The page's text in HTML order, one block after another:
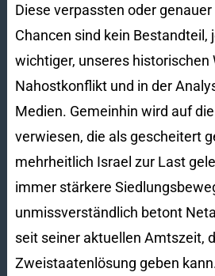
Diese verpassten oder genauer
Chancen sind kein Bestandteil,
wichtiger, unseres historischen
Nahostkonflikt und in der
Medien. Gemeinhin wird auf
verwiesen, die als gescheitert
mehrheitlich Israel zur Last
immer stärkere
unmissverständlich betont
seit seiner aktuellen Amtszeit,
Zweistaatenlösung geben